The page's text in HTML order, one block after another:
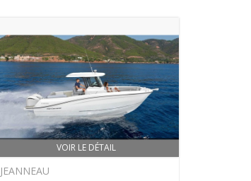
VOIR LE DÉTAIL
JEANNEAU